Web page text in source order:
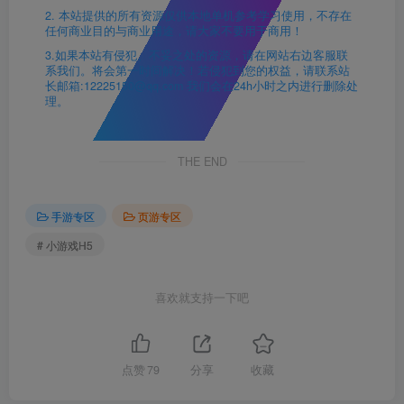
2. 本站提供的所有资源仅供本地单机参考学习使用，不存在
任何商业目的与商业用途，请大家不要用于商用！
3.如果本站有侵犯、不妥之处的资源，请在网站右边客服联
系我们。将会第一时间解决！若侵犯到您的权益，请联系站
长邮箱:12225150@qq.com 我们会在24h小时之内进行删除处
理。
THE END
手游专区
页游专区
# 小游戏H5
喜欢就支持一下吧
点赞 79 分享 收藏